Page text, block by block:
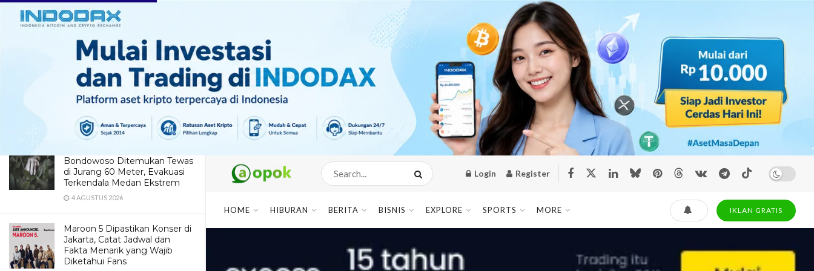
LATEST TRENDING
CARA MEMBUAT CHAWAN
MUSHI KHAS JEPANG
Bondowoso Ditemukan Tewas
di Jurang 60 Meter, Evakuasi
Terkendala Medan Ekstrem
4 AGUSTUS 2026
Maroon 5 Dipastikan Konser di
Jakarta, Catat Jadwal dan
Fakta Menarik yang Wajib
Diketahui Fans
Login Register
HOME HIBURAN BERITA BISNIS EXPLORE SPORTS MORE IKLAN GRATIS